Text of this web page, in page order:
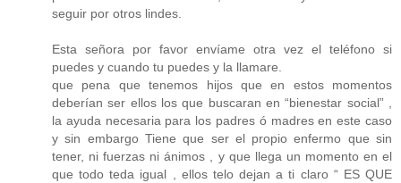
seguir por otros lindes.
Esta señora por favor envíame otra vez el teléfono si
puedes y cuando tu puedes y la llamare.
que pena que tenemos hijos que en estos momentos
deberían ser ellos los que buscaran en “bienestar social” ,
la ayuda necesaria para los padres ó madres en este caso
y sin embargo Tiene que ser el propio enfermo que sin
tener, ni fuerzas ni ánimos , y que llega un momento en el
que todo teda igual , ellos telo dejan a ti claro “ ES QUE